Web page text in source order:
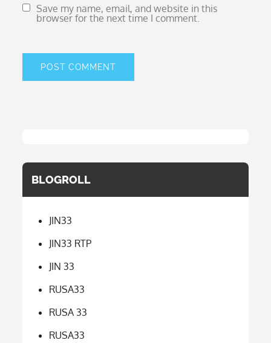
Save my name, email, and website in this
browser for the next time I comment.
BLOGROLL
JIN33
JIN33 RTP
JIN 33
RUSA33
RUSA 33
RUSA33